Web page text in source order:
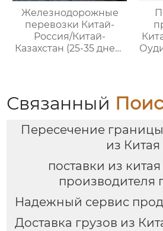
клиентов
Железнодорожные
перевозки Китай-
Россия/Китай-
Казахстан (25-35 дней)
цепями поставок
Связанный
Пересечение
из Китая
поставки из
производителя
Надежный сервис
Доставка грузов из